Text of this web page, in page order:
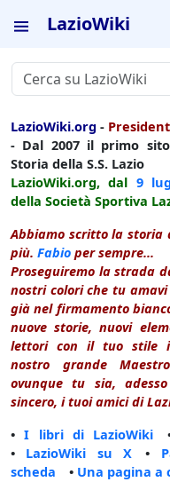
LazioWiki
LazioWiki.org -
- Dal 2007 il primo
Storia della S.S. Lazio
LazioWiki.org, dal 9
della Società Sportiva
Abbiamo scritto la storia
più. Fabio per sempre...
Proseguiremo la strada
nostri colori che tu
già nel firmamento
nuove storie, nuovi
lettori con il tuo stile
nostro grande
ovunque tu sia,
sincero, i tuoi amici di
•I libri di LazioWiki
• LazioWiki su X •
scheda • Una pagina a